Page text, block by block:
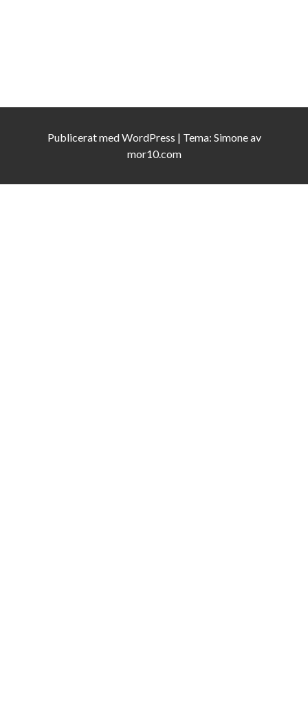
Publicerat medWordPress | Tema: Simoneav
mor10.com